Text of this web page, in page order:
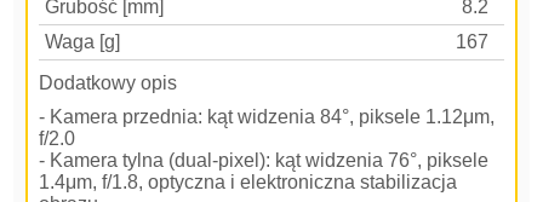
Grubość [mm]
8.2
Waga [g]
167
Dodatkowy opis
- Kamera przednia: kąt widzenia 84°, piksele 1.12μm,
f/2.0
- Kamera tylna (dual-pixel): kąt widzenia 76°, piksele
1.4μm, f/1.8, optyczna i elektroniczna stabilizacja